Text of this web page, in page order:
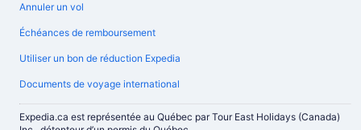
Annuler un vol
Échéances de remboursement
Utiliser un bon de réduction Expedia
Documents de voyage international
Expedia.ca est représentée au Québec par Tour East Holidays (Canada)